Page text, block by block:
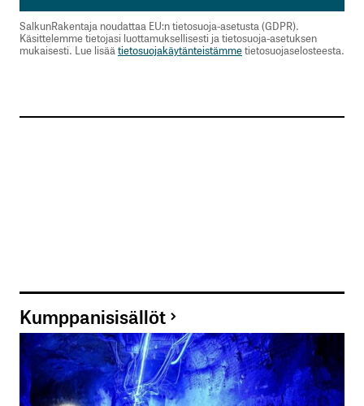
SalkunRakentaja noudattaa EU:n tietosuoja-asetusta (GDPR).
Käsittelemme tietojasi luottamuksellisesti ja tietosuoja-asetuksen
mukaisesti. Lue lisäätietosuojakäytänteistämmetietosuojaselosteesta.
Kumppanisisällöt